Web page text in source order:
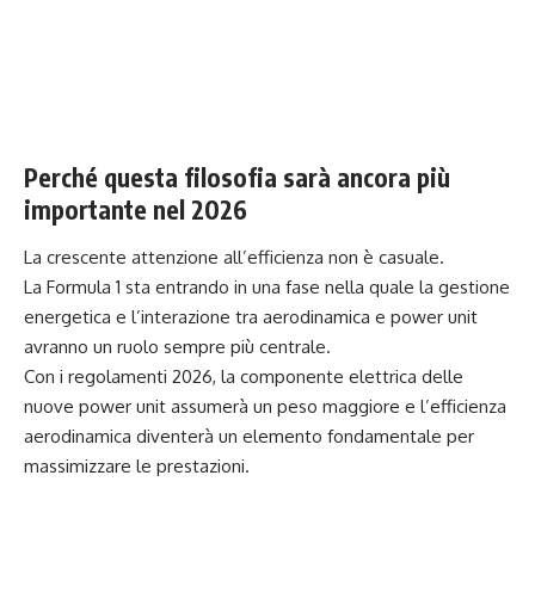
Perché questa filosofia sarà ancora più
importante nel 2026
La crescente attenzione all’efficienza non è casuale.
La Formula 1 sta entrando in una fase nella quale la gestione
energetica e l’interazione tra aerodinamica e power unit
avranno un ruolo sempre più centrale.
Con i regolamenti 2026, la componente elettrica delle
nuove power unit assumerà un peso maggiore e l’efficienza
aerodinamica diventerà un elemento fondamentale per
massimizzare le prestazioni.